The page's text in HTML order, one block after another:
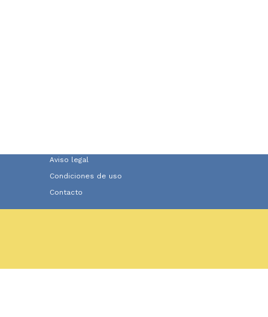
Aviso legal
Condiciones de uso
Contacto